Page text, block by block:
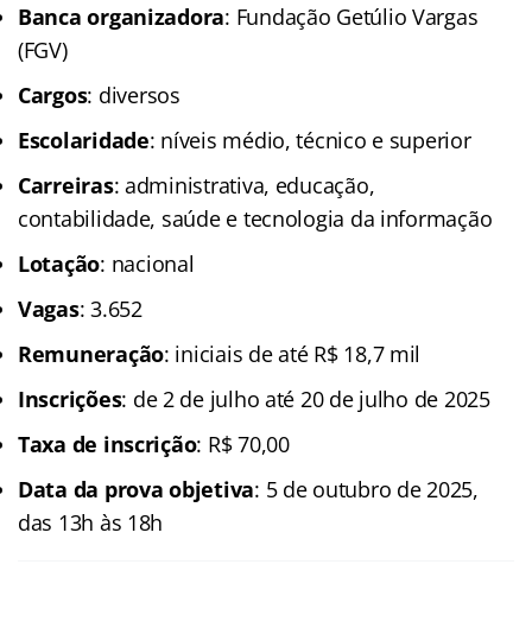
Banca organizadora: Fundação Getúlio Vargas
(FGV)
Cargos: diversos
Escolaridade: níveis médio, técnico e superior
Carreiras: administrativa, educação,
contabilidade, saúde e tecnologia da informação
Lotação: nacional
Vagas: 3.652
Remuneração: iniciais de até R$ 18,7 mil
Inscrições: de 2 de julho até 20 de julho de 2025
Taxa de inscrição: R$ 70,00
Data da prova objetiva: 5 de outubro de 2025,
das 13h às 18h